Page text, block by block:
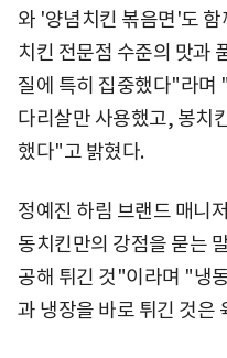
와 '양념치킨 볶음면'도
치킨 전문점 수준의 맛과
질에 특히 집중했다"라며
다리살만 사용했고, 봉치
했다"고 밝혔다.
정예진 하림 브랜드 매니
동치킨만의 강점을 묻는
공해 튀긴 것"이라며 "냉
과 냉장을 바로 튀긴 것은